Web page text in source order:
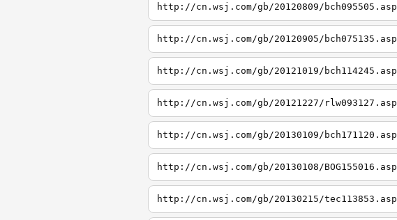
http://cn.wsj.com/gb/20120809/bch095505.asp
http://cn.wsj.com/gb/20120905/bch075135.asp
http://cn.wsj.com/gb/20121019/bch114245.asp
http://cn.wsj.com/gb/20121227/rlw093127.asp
http://cn.wsj.com/gb/20130109/bch171120.asp
http://cn.wsj.com/gb/20130108/BOG155016.asp
http://cn.wsj.com/gb/20130215/tec113853.asp